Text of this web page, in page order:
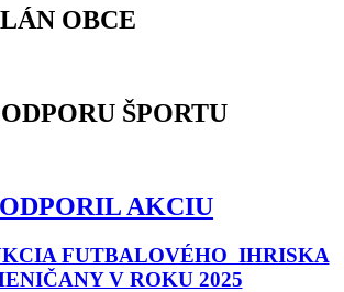
OBCE
ŠPORTU
AKCIU
FUTBALOVÉHO IHRISKA
V ROKU 2025